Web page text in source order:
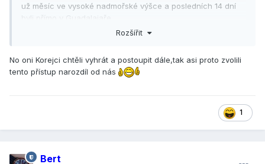
už měsíc ve vysoké nadmořské výšce a posledních 14 dní
byli přímo v Guadalajaře.
Rozšířit
No oni Korejci chtěli vyhrát a postoupit dále,tak asi proto zvolili
tento přístup narozdíl od nás
1
Bert